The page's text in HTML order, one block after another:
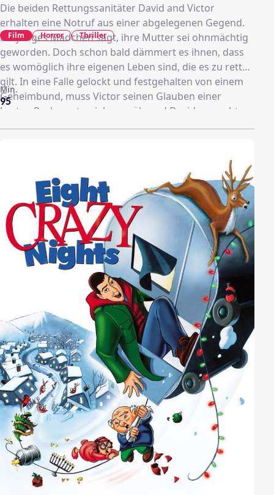
Die beiden Rettungssanitäter David and Victor
erhalten eine Notruf aus einer abgelegenen Gegend.
Ein junges Mädchen sagt, ihre Mutter sei ohnmächtig
geworden. Doch schon bald dämmert es ihnen, dass
es womöglich ihre eigenen Leben sind, die es zu retten
gilt. In eine Falle gelockt und festgehalten von einem
Geheimbund, muss Victor seinen Glauben einer
harten Probe unterziehen, während David versucht,
den Häschern zu entkommen… In einer Gesellschaft,
werden, dringt “The Believers” in einen Bereich vor, in
dem keine Seite gewinnen kann.
95
Min.
Film Horror Thriller